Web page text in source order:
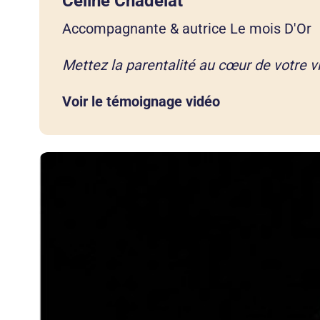
Accompagnante & autrice Le mois D'Or
Mettez la parentalité au cœur de votre
Voir le témoignage vidéo